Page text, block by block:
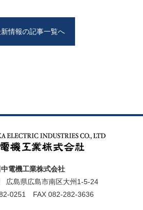
情報の記事一覧へ
中電機工業株式会社
広島県広島市南区大州1-5-24
0251 FAX 082-282-3636